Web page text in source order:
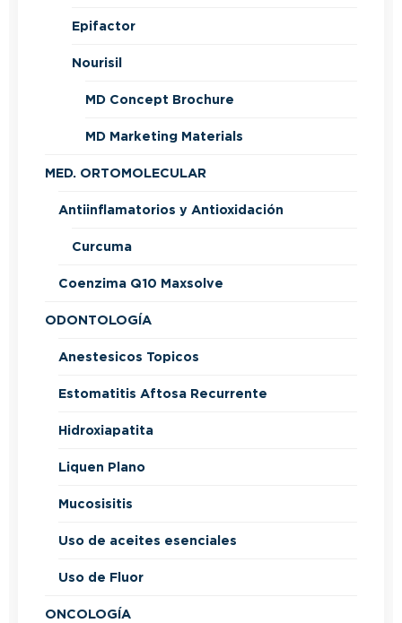
Epifactor
Nourisil
MD Concept Brochure
MD Marketing Materials
MED. ORTOMOLECULAR
Antiinflamatorios y Antioxidación
Curcuma
Coenzima Q10 Maxsolve
ODONTOLOGÍA
Anestesicos Topicos
Estomatitis Aftosa Recurrente
Hidroxiapatita
Liquen Plano
Mucosisitis
Uso de aceites esenciales
Uso de Fluor
ONCOLOGÍA